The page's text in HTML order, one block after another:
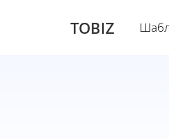
TOBIZ